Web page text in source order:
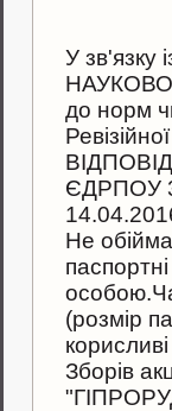
У зв'язку
до норм
ЄДРПОУ
Не
(розмір
Зборiв